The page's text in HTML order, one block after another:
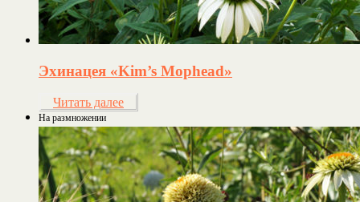
Эхинацея «Kim’s Mophead»
Читать далее
На размножении